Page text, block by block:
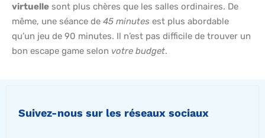
virtuelle sont plus chères que les salles ordinaires. De
même, une séance de 45 minutes est plus abordable
qu’un jeu de 90 minutes. Il n’est pas difficile de trouver un
bon escape game selon votre budget.
Suivez-nous sur les réseaux sociaux